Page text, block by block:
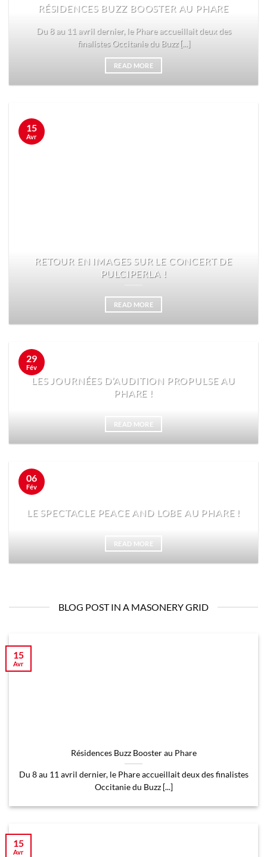
RÉSIDENCES BUZZ BOOSTER AU PHARE
Du 8 au 11 avril dernier, le Phare accueillait deux des
finalistes Occitanie du Buzz [...]
READ MORE
RETOUR EN IMAGES SUR LE CONCERT DE
PULCIPERLA !
READ MORE
15
Avr
LES JOURNÉES D’AUDITION PROPULSE AU
PHARE !
READ MORE
29
Fév
LE SPECTACLE PEACE AND LOBE AU PHARE !
READ MORE
06
Fév
BLOG POST IN A MASONERY GRID
Résidences Buzz Booster au Phare
Du 8 au 11 avril dernier, le Phare accueillait deux des finalistes
Occitanie du Buzz [...]
15
Avr
15
Avr